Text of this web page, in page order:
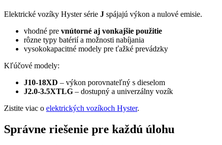
Elektrické vozíky Hyster série J spájajú výkon a nulové emisie.
vhodné pre vnútorné aj vonkajšie použitie
rôzne typy batérií a možnosti nabíjania
vysokokapacitné modely pre ťažké prevádzky
Kľúčové modely:
J10-18XD – výkon porovnateľný s dieselom
J2.0-3.5XTLG – dostupný a univerzálny vozík
Zistite viac o elektrických vozíkoch Hyster.
Správne riešenie pre každú úlohu